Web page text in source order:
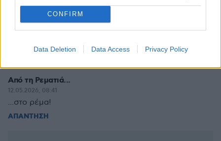
CONFIRM
Data Deletion Data Access Privacy Policy
Απίστευτα τυπάκια. Ελάχιστοι είναι σοβαροί και
ρεαλιστές στον δήθεν "προοδευτικό χώρο". Μην
ΑΠΑΝΤΗΣΗ
Από τη Ρεματιά...
12.05.2026, 08:41
...στο ρέμα!
ΑΠΑΝΤΗΣΗ